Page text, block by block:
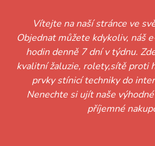
Vítejte na naší stránce ve
Objednat můžete kdykoliv, náš
hodin denně 7 dní v týdnu.
kvalitní žaluzie, rolety,sítě proti
prvky stínicí techniky do
Nenechte si ujít naše
příjemné